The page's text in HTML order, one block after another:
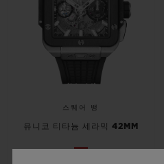
스퀘어 뱅
유니코 티타늄 세라믹 42MM